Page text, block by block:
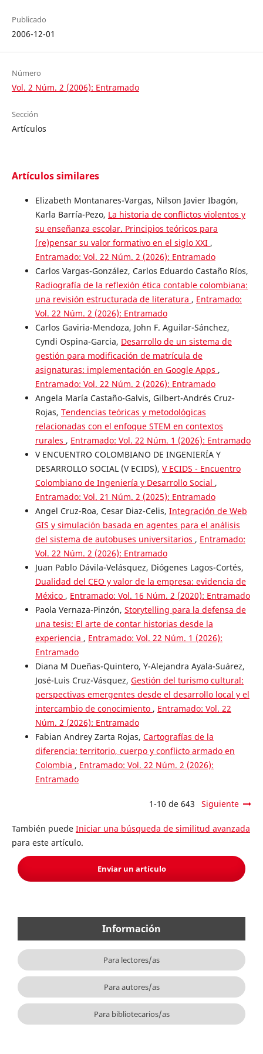
Publicado
2006-12-01
Número
Vol. 2 Núm. 2 (2006): Entramado
Sección
Artículos
Artículos similares
Elizabeth Montanares-Vargas, Nilson Javier Ibagón,
Karla Barría-Pezo, La historia de conflictos violentos y
su enseñanza escolar. Principios teóricos para
(re)pensar su valor formativo en el siglo XXI ,
Entramado: Vol. 22 Núm. 2 (2026): Entramado
Carlos Vargas-González, Carlos Eduardo Castaño Ríos,
Radiografía de la reflexión ética contable colombiana:
una revisión estructurada de literatura , Entramado:
Vol. 22 Núm. 2 (2026): Entramado
Carlos Gaviria-Mendoza, John F. Aguilar-Sánchez,
Cyndi Ospina-Garcia, Desarrollo de un sistema de
gestión para modificación de matrícula de
asignaturas: implementación en Google Apps ,
Entramado: Vol. 22 Núm. 2 (2026): Entramado
Angela María Castaño-Galvis, Gilbert-Andrés Cruz-
Rojas, Tendencias teóricas y metodológicas
relacionadas con el enfoque STEM en contextos
rurales , Entramado: Vol. 22 Núm. 1 (2026): Entramado
V ENCUENTRO COLOMBIANO DE INGENIERÍA Y
DESARROLLO SOCIAL (V ECIDS), V ECIDS - Encuentro
Colombiano de Ingeniería y Desarrollo Social ,
Entramado: Vol. 21 Núm. 2 (2025): Entramado
Angel Cruz-Roa, Cesar Diaz-Celis, Integración de Web
GIS y simulación basada en agentes para el análisis
del sistema de autobuses universitarios , Entramado:
Vol. 22 Núm. 2 (2026): Entramado
Juan Pablo Dávila-Velásquez, Diógenes Lagos-Cortés,
Dualidad del CEO y valor de la empresa: evidencia de
México , Entramado: Vol. 16 Núm. 2 (2020): Entramado
Paola Vernaza-Pinzón, Storytelling para la defensa de
una tesis: El arte de contar historias desde la
experiencia , Entramado: Vol. 22 Núm. 1 (2026):
Entramado
Diana M Dueñas-Quintero, Y-Alejandra Ayala-Suárez,
José-Luis Cruz-Vásquez, Gestión del turismo cultural:
perspectivas emergentes desde el desarrollo local y el
intercambio de conocimiento , Entramado: Vol. 22
Núm. 2 (2026): Entramado
Fabian Andrey Zarta Rojas, Cartografías de la
diferencia: territorio, cuerpo y conflicto armado en
Colombia , Entramado: Vol. 22 Núm. 2 (2026):
Entramado
1-10 de 643 Siguiente
También puede Iniciar una búsqueda de similitud avanzada
para este artículo.
Enviar un artículo
Información
Para lectores/as
Para autores/as
Para bibliotecarios/as